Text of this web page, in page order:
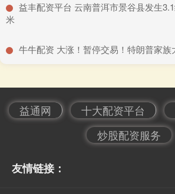
益丰配资平台 云南普洱市景谷县发生
米
牛牛配资 大涨！暂停交易！特朗普家族
益通网 十大配资平台
炒股配资服务
友情链接：